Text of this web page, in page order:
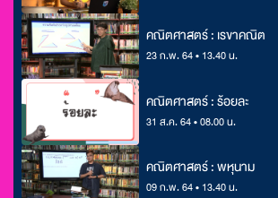
คณิตศาสตร์ : เรขาคณิต
23 ก.พ. 64 • 13.40 น.
คณิตศาสตร์ : ร้อยละ
31 ส.ค. 64 • 08.00 น.
คณิตศาสตร์ : พหุนาม
09 ก.พ. 64 • 13.40 น.